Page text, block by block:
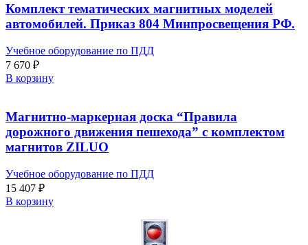
Комплект тематических магнитных моделей
автомобилей. Приказ 804 Минпросвещения РФ.
Учебное оборудование по ПДД
7 670 ₽
В корзину
Магнитно-маркерная доска “Правила
дорожного движения пешехода” с комплектом
магнитов ZILUO
Учебное оборудование по ПДД
15 407 ₽
В корзину